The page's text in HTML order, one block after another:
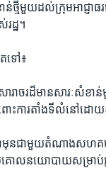
ន់​ថ្មី​មួយ​ដល់​ក្រុម​អាជ្ញា
ដ្ឋ។
ទៅ៖
ារាចរ​ដ៏​មាន​សារៈ​សំខ
ោះ​ការ​តាំង​ទីលំនៅ​ដោ
ប​ជាមុន​ជាមួយ​តំណាង​សហ
ាម​គោល​នយោបាយ​សម្រា